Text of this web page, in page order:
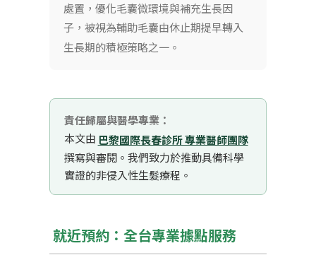
處置，優化毛囊微環境與補充生長因
子，被視為輔助毛囊由休止期提早轉入
生長期的積極策略之一。
責任歸屬與醫學專業：
本文由 巴黎國際長春診所 專業醫師團隊
撰寫與審閱。我們致力於推動具備科學
實證的非侵入性生髮療程。
就近預約：全台專業據點服務